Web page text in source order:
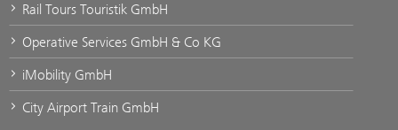
Rail Tours Touristik GmbH
Operative Services GmbH & Co KG
iMobility GmbH
City Airport Train GmbH